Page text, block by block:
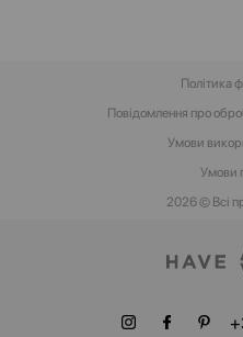
2026 © Всі
Повідомлення про
Умови
Умови‌
Політика